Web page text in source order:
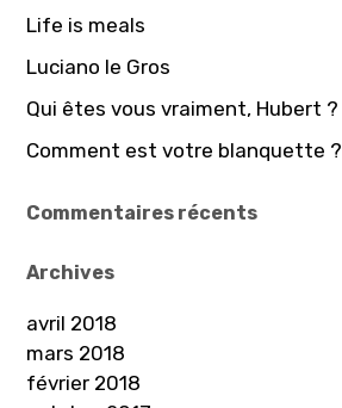
d
e
l
’
r
t
c
l
r
Life is meals
Luciano le Gros
Qui êtes vous vraiment, Hubert ?
Comment est votre blanquette ?
Commentaires récents
Archives
avril 2018
mars 2018
février 2018